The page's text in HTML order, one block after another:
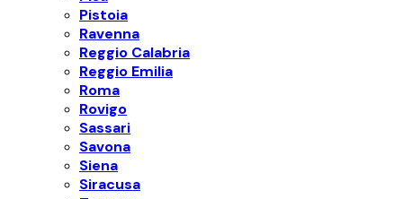
Pistoia
Ravenna
Reggio Calabria
Reggio Emilia
Roma
Rovigo
Sassari
Savona
Siena
Siracusa